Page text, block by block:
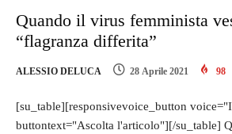
Quando il virus femminista
“flagranza differita”
ALESSIO DELUCA 28 Aprile 2021 98
[su_table][responsivevoice_button
buttontext="Ascolta l'articolo"][/su_table]